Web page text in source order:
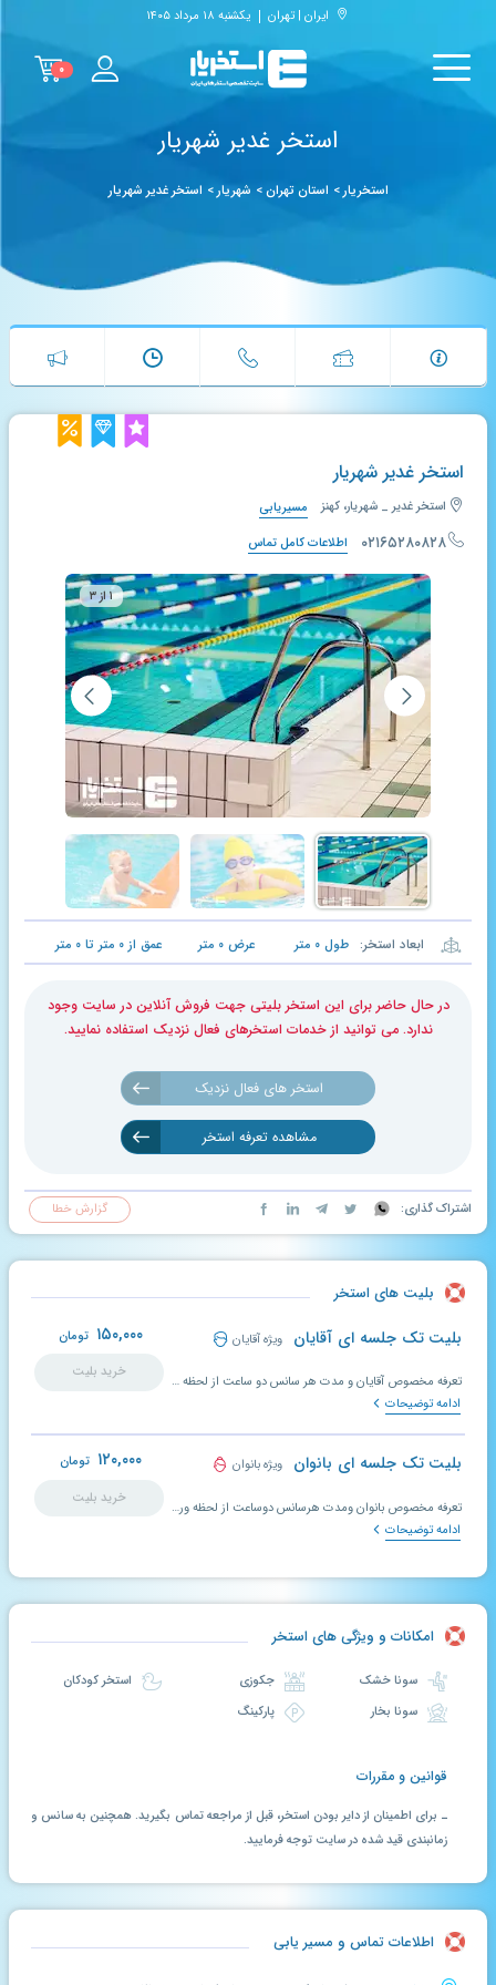
ایران | تهران یکشنبه ۱۸ مرداد ۱۴۰۵
۰
استخر غدیر شهریار
استخریار> استان تهران> شهریار> استخر غدیر شهریار
استخر غدیر شهریار
استخر غدیر _ شهریار، کهنز مسیریابی
۰۲۱۶۵۲۸۰۸۲۸ اطلاعات کامل تماس
۱ از ۳
ابعاد استخر: طول ۰ متر عرض۰ متر عمق از۰ متر تا۰ متر
در حال حاضر برای این استخر بلیتی جهت فروش آنلاین در سایت وجود
ندارد. می توانید از خدمات استخرهای فعال نزدیک استفاده نمایید.
استخر های فعال نزدیک
مشاهده تعرفه استخر
اشتراک گذاری: گزارش خطا
بلیت های استخر
بلیت تک جلسه ای آقایان ویژه آقایان ۱۵۰,۰۰۰ تومان
خرید بلیت
تعرفه مخصوص آقایان و مدت هر سانس دو ساعت از لحظه ورود به استخر می باشد.
ادامه توضیحات
بلیت تک جلسه ای بانوان ویژه بانوان ۱۲۰,۰۰۰ تومان
خرید بلیت
تعرفه مخصوص بانوان ومدت هرسانس دوساعت از لحظه ورود به استخر می باشد.
ادامه توضیحات
امکانات و ویژگی های استخر
سونا خشک
سونا بخار
جکوزی
پارکینگ
قوانین و مقررات
ـ برای اطمینان از دایر بودن استخر، قبل از مراجعه تماس بگیرید. همچنین به سانس و
زمانبندی قید شده در سایت توجه فرمایید.
اطلاعات تماس و مسیر یابی